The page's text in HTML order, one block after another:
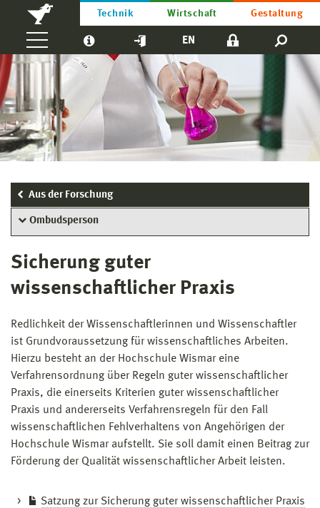
Technik Wirtschaft Gestaltung
EN
Aus der Forschung
Ombudsperson
Sicherung guter
wissenschaftlicher Praxis
Redlichkeit der Wissenschaftlerinnen und Wissenschaftler
ist Grundvoraussetzung für wissenschaftliches Arbeiten.
Hierzu besteht an der Hochschule Wismar eine
Verfahrensordnung über Regeln guter wissenschaftlicher
Praxis, die einerseits Kriterien guter wissenschaftlicher
Praxis und andererseits Verfahrensregeln für den Fall
wissenschaftlichen Fehlverhaltens von Angehörigen der
Hochschule Wismar aufstellt. Sie soll damit einen Beitrag zur
Förderung der Qualität wissenschaftlicher Arbeit leisten.
Satzung zur Sicherung guter wissenschaftlicher Praxis